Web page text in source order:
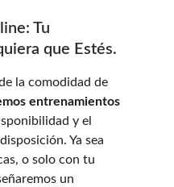
Tu
que Estés.
la comodidad de
entrenamientos
y el
Ya sea
o solo con tu
un